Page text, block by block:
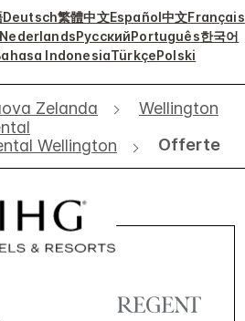
Deutsch繁體中文Español中文Français
NederlandsРусскийPortuguês한국어
IndonesiaTürkçePolski
Zelanda
Wellington
Wellington
Offerte